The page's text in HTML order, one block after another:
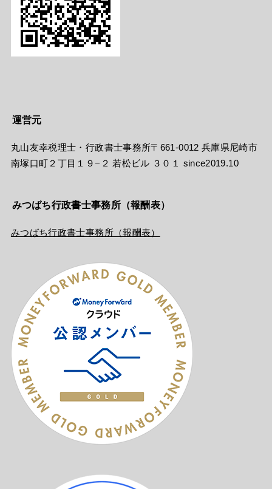
運営元
丸山友幸税理士・行政書士事務所〒661-0012 兵庫県尼崎市
南塚口町２丁目１９−２ 若松ビル ３０１ since2019.10
みつばち行政書士事務所（報酬表）
みつばち行政書士事務所（報酬表）